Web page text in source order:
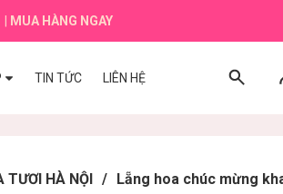
MUA HÀNG NGAY
TIN TỨC LIÊN HỆ
TƯƠI HÀ NỘI / Lẵng hoa chúc mừng